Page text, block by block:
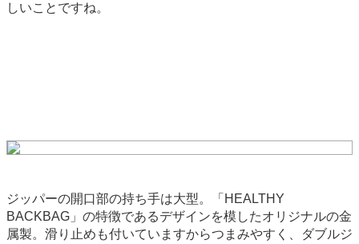
しいことですね。
ジッパーの開口部の持ち手は大型。「HEALTHY
BACKBAG」の特徴であるデザインを模したオリジナルの金
属製。滑り止めも付いていますからつまみやすく、ダブルジ